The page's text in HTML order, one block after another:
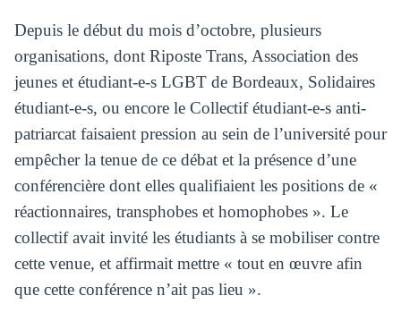
Depuis le début du mois d’octobre, plusieurs
organisations, dont Riposte Trans, Association des
jeunes et étudiant-e-s LGBT de Bordeaux, Solidaires
étudiant-e-s, ou encore le Collectif étudiant-e-s anti-
patriarcat faisaient pression au sein de l’université pour
empêcher la tenue de ce débat et la présence d’une
conférencière dont elles qualifiaient les positions de «
réactionnaires, transphobes et homophobes ». Le
collectif avait invité les étudiants à se mobiliser contre
cette venue, et affirmait mettre « tout en œuvre afin
que cette conférence n’ait pas lieu ».